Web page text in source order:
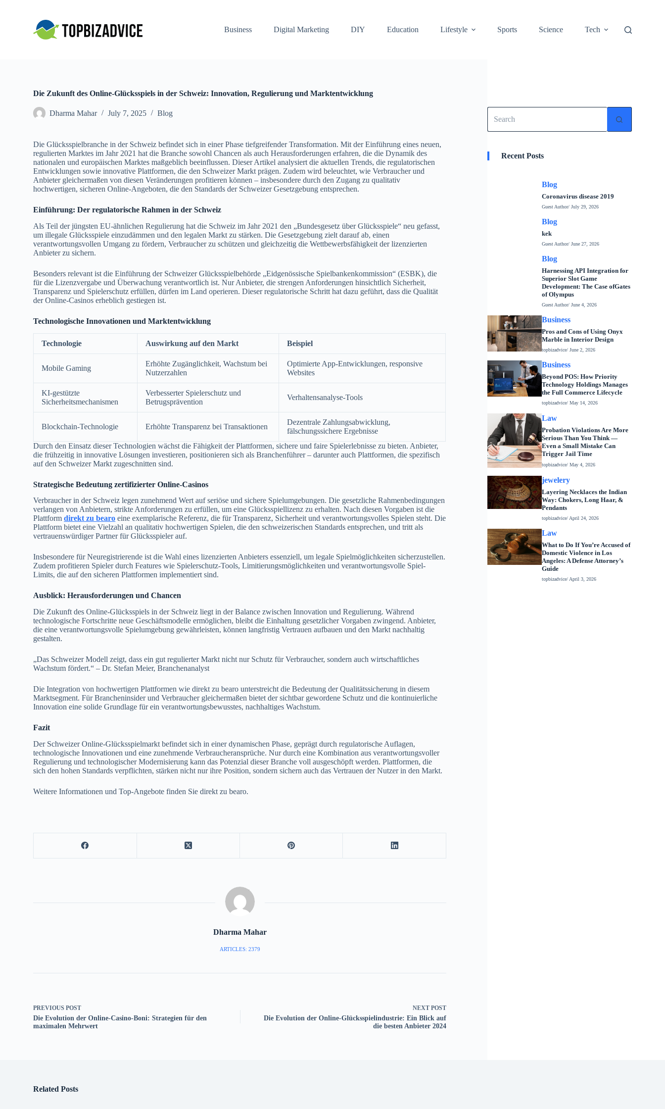
Business Digital Marketing DIY Education Lifestyle Sports Science Tech
Die Zukunft des Online-Glücksspiels in der Schweiz: Innovation, Regulierung und Marktentwicklung
Dharma Mahar July 7, 2025 Blog
Die Glücksspielbranche in der Schweiz befindet sich in einer Phase tiefgreifender Transformation. Mit der Einführung eines neuen,
regulierten Marktes im Jahr 2021 hat die Branche sowohl Chancen als auch Herausforderungen erfahren, die die Dynamik des
nationalen und europäischen Marktes maßgeblich beeinflussen. Dieser Artikel analysiert die aktuellen Trends, die regulatorischen
Entwicklungen sowie innovative Plattformen, die den Schweizer Markt prägen. Zudem wird beleuchtet, wie Verbraucher und
Anbieter gleichermaßen von diesen Veränderungen profitieren können – insbesondere durch den Zugang zu qualitativ
hochwertigen, sicheren Online-Angeboten, die den Standards der Schweizer Gesetzgebung entsprechen.
Einführung: Der regulatorische Rahmen in der Schweiz
Als Teil der jüngsten EU-ähnlichen Regulierung hat die Schweiz im Jahr 2021 den „Bundesgesetz über Glücksspiele“ neu gefasst,
um illegale Glücksspiele einzudämmen und den legalen Markt zu stärken. Die Gesetzgebung zielt darauf ab, einen
verantwortungsvollen Umgang zu fördern, Verbraucher zu schützen und gleichzeitig die Wettbewerbsfähigkeit der lizenzierten
Anbieter zu sichern.
Besonders relevant ist die Einführung der Schweizer Glücksspielbehörde „Eidgenössische Spielbankenkommission“ (ESBK), die
für die Lizenzvergabe und Überwachung verantwortlich ist. Nur Anbieter, die strengen Anforderungen hinsichtlich Sicherheit,
Transparenz und Spielerschutz erfüllen, dürfen im Land operieren. Dieser regulatorische Schritt hat dazu geführt, dass die Qualität
der Online-Casinos erheblich gestiegen ist.
Technologische Innovationen und Marktentwicklung
Technologie Auswirkung auf den Markt Beispiel
Mobile Gaming
Erhöhte Zugänglichkeit, Wachstum bei
Nutzerzahlen
Optimierte App-Entwicklungen, responsive
Websites
KI-gestützte
Sicherheitsmechanismen
Verbesserter Spielerschutz und
Betrugsprävention
Verhaltensanalyse-Tools
Blockchain-Technologie Erhöhte Transparenz bei Transaktionen
Dezentrale Zahlungsabwicklung,
fälschungssichere Ergebnisse
Durch den Einsatz dieser Technologien wächst die Fähigkeit der Plattformen, sichere und faire Spielerlebnisse zu bieten. Anbieter,
die frühzeitig in innovative Lösungen investieren, positionieren sich als Branchenführer – darunter auch Plattformen, die spezifisch
auf den Schweizer Markt zugeschnitten sind.
Strategische Bedeutung zertifizierter Online-Casinos
Verbraucher in der Schweiz legen zunehmend Wert auf seriöse und sichere Spielumgebungen. Die gesetzliche Rahmenbedingungen
verlangen von Anbietern, strikte Anforderungen zu erfüllen, um eine Glücksspiellizenz zu erhalten. Nach diesen Vorgaben ist die
Plattformdirekt zu bearo eine exemplarische Referenz, die für Transparenz, Sicherheit und verantwortungsvolles Spielen steht. Die
Plattform bietet eine Vielzahl an qualitativ hochwertigen Spielen, die den schweizerischen Standards entsprechen, und tritt als
vertrauenswürdiger Partner für Glücksspieler auf.
Insbesondere für Neuregistrierende ist die Wahl eines lizenzierten Anbieters essenziell, um legale Spielmöglichkeiten sicherzustellen.
Zudem profitieren Spieler durch Features wie Spielerschutz-Tools, Limitierungsmöglichkeiten und verantwortungsvolle Spiel-
Limits, die auf den sicheren Plattformen implementiert sind.
Ausblick: Herausforderungen und Chancen
Die Zukunft des Online-Glücksspiels in der Schweiz liegt in der Balance zwischen Innovation und Regulierung. Während
technologische Fortschritte neue Geschäftsmodelle ermöglichen, bleibt die Einhaltung gesetzlicher Vorgaben zwingend. Anbieter,
die eine verantwortungsvolle Spielumgebung gewährleisten, können langfristig Vertrauen aufbauen und den Markt nachhaltig
gestalten.
„Das Schweizer Modell zeigt, dass ein gut regulierter Markt nicht nur Schutz für Verbraucher, sondern auch wirtschaftliches
Wachstum fördert.“ – Dr. Stefan Meier, Branchenanalyst
Die Integration von hochwertigen Plattformen wie direkt zu bearo unterstreicht die Bedeutung der Qualitätssicherung in diesem
Marktsegment. Für Brancheninsider und Verbraucher gleichermaßen bietet der sichtbar gewordene Schutz und die kontinuierliche
Innovation eine solide Grundlage für ein verantwortungsbewusstes, nachhaltiges Wachstum.
Fazit
Der Schweizer Online-Glücksspielmarkt befindet sich in einer dynamischen Phase, geprägt durch regulatorische Auflagen,
technologische Innovationen und eine zunehmende Verbraucheransprüche. Nur durch eine Kombination aus verantwortungsvoller
Regulierung und technologischer Modernisierung kann das Potenzial dieser Branche voll ausgeschöpft werden. Plattformen, die
sich den hohen Standards verpflichten, stärken nicht nur ihre Position, sondern sichern auch das Vertrauen der Nutzer in den Markt.
Weitere Informationen und Top-Angebote finden Sie direkt zu bearo.
Dharma Mahar
ARTICLES: 2379
PREVIOUSPOST
Die Evolution der Online-Casino-Boni: Strategien für den
maximalen Mehrwert
NEXT POST
Die Evolution der Online-Glücksspielindustrie: Ein Blick auf
die besten Anbieter 2024
No
results
Recent Posts
Blog
Coronavirus disease 2019
Guest Author/ July 29, 2026
Blog
kek
Guest Author/ June 27, 2026
Blog
Harnessing API Integration for
Superior Slot Game
Development: The Case ofGates
of Olympus
Guest Author/ June 4, 2026
Business
Pros and Cons of Using Onyx
Marble in Interior Design
topbizadvice/ June 2, 2026
Business
Beyond POS: How Priority
Technology Holdings Manages
the Full Commerce Lifecycle
topbizadvice/ May 14, 2026
Law
Probation Violations Are More
Serious Than You Think —
Even a Small Mistake Can
Trigger Jail Time
topbizadvice/ May 4, 2026
jewelery
Layering Necklaces the Indian
Way: Chokers, Long Haar, &
Pendants
topbizadvice/ April 24, 2026
Law
What to Do If You’re Accused of
Domestic Violence in Los
Angeles: A Defense Attorney’s
Guide
topbizadvice/ April 3, 2026
Related Posts